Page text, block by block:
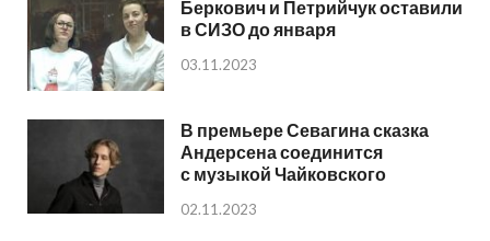
Беркович и Петрийчук оставили
в СИЗО до января
03.11.2023
В премьере Севагина сказка
Андерсена соединится
с музыкой Чайковского
02.11.2023